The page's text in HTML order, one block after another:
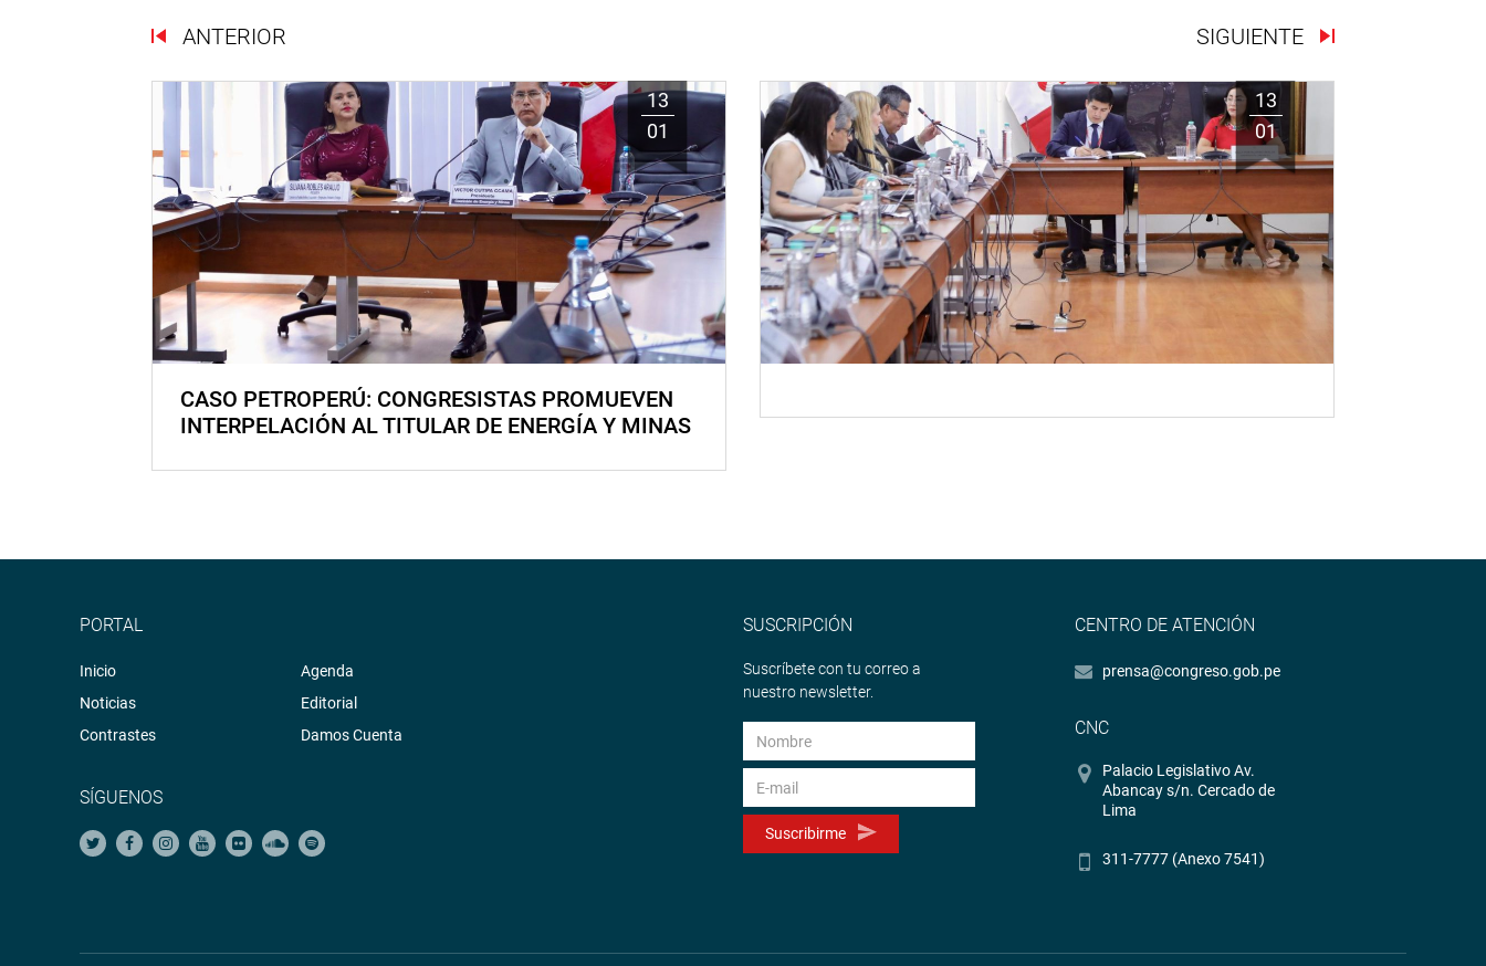
ANTERIOR SIGUIENTE
13
01
CASO PETROPERÚ: CONGRESISTAS PROMUEVEN
INTERPELACIÓN AL TITULAR DE ENERGÍA Y MINAS
13
01
PORTAL
Inicio
Noticias
Contrastes
Agenda
Editorial
Damos Cuenta
SÍGUENOS
SUSCRIPCIÓN
Suscríbete con tu correo a
nuestro newsletter.
Suscribirme
CENTRO DE ATENCIÓN
prensa@congreso.gob.pe
CNC
Palacio Legislativo Av.
Abancay s/n. Cercado de
Lima
311-7777 (Anexo 7541)